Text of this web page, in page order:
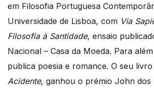
em Filosofia Portuguesa
Universidade de Lisboa, com Via
Filosofia à Santidade, ensaio
Nacional – Casa da Moeda. Para
publica poesia e romance. O seu
Acidente, ganhou o prémio John dos